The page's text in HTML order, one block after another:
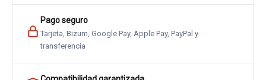
Pago seguro
Tarjeta, Bizum, Google Pay, Apple Pay, PayPal y
transferencia